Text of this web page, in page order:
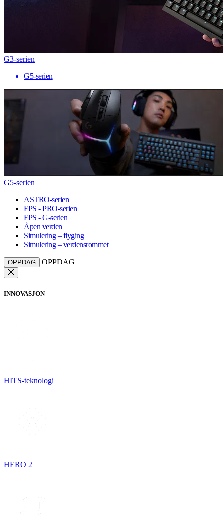
G3-serien
G5-serien
G5-serien
ASTRO-serien
FPS - PRO-serien
FPS - G-serien
Åpen verden
Simulering – flyging
Simulering – verdensrommet
OPPDAG OPPDAG
INNOVASJON
HITS-teknologi
HERO 2